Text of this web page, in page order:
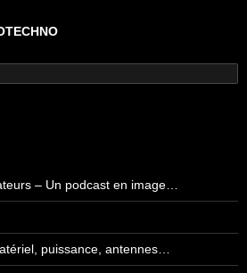
– Un podcast en image…
puissance, antennes…